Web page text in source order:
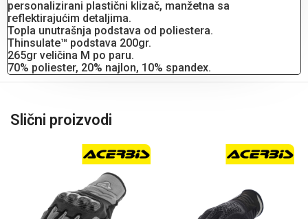
personalizirani plastični klizač, manžetna sa
reflektirajućim detaljima.
Topla unutrašnja podstava od poliestera.
Thinsulate™ podstava 200gr.
265gr veličina M po paru.
70% poliester, 20% najlon, 10% spandex.
Slični proizvodi